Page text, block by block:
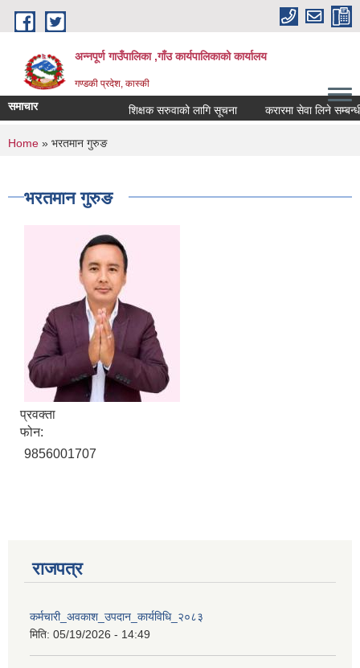
Skip to main content
अन्नपूर्ण गाउँपालिका ,गाँउ कार्यपालिकाको कार्यालय
गण्डकी प्रदेश, कास्की
समाचार शिक्षक सरुवाको लागि सूचना करारमा सेवा लिने सम्बन्धी
You are here
Home » भरतमान गुरुङ
भरतमान गुरुङ
प्रवक्ता
फोन:
9856001707
राजपत्र
कर्मचारी_अवकाश_उपदान_कार्यविधि_२०८३
मिति: 05/19/2026 - 14:49